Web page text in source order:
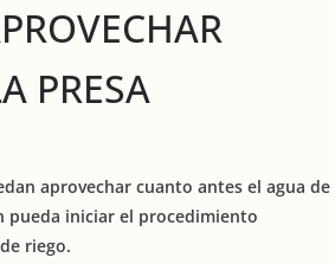
PRESA
aprovechar cuanto antes el agua de
pueda iniciar el procedimiento
riego.